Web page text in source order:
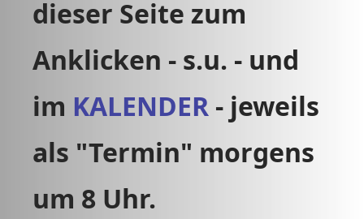
dieser Seite zum
Anklicken - s.u. - und
im KALENDER - jeweils
als "Termin" morgens
um 8 Uhr.